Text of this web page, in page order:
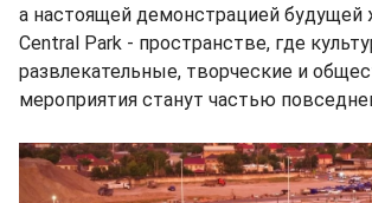
а настоящей демонстрацией будущей
Central Park - пространстве, где
развлекательные, творческие и
мероприятия станут частью